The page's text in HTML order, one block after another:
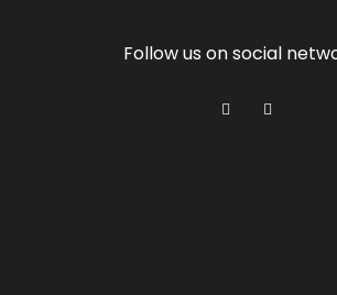
Follow us on social